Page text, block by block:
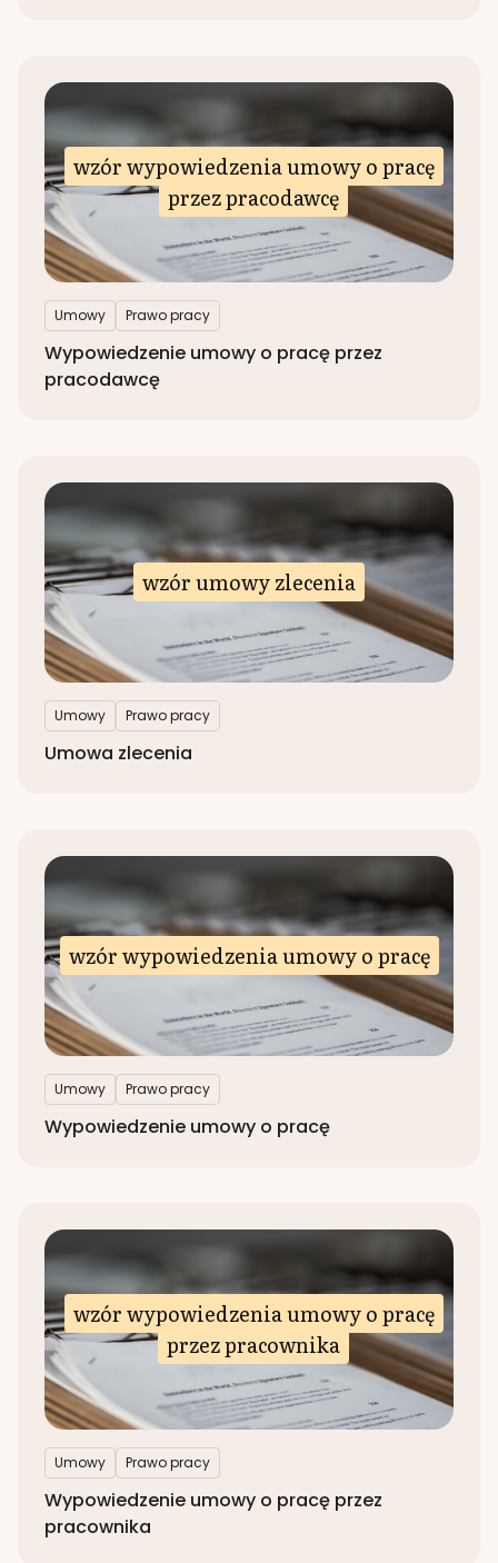
wzór wypowiedzenia umowy o pracę
przez pracodawcę
Umowy Prawo pracy
Wypowiedzenie umowy o pracę przez
pracodawcę
wzór umowy zlecenia
Umowy Prawo pracy
Umowa zlecenia
wzór wypowiedzenia umowy o pracę
Umowy Prawo pracy
Wypowiedzenie umowy o pracę
wzór wypowiedzenia umowy o pracę
przez pracownika
Umowy Prawo pracy
Wypowiedzenie umowy o pracę przez
pracownika